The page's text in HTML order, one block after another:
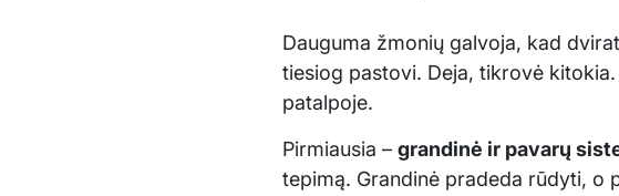
Dauguma žmonių galvoja, kad
tiesiog pastovi. Deja, tikrovė
patalpoje.
Pirmiausia –grandinė ir pavarų
tepimą. Grandinė pradeda rūdyti, o